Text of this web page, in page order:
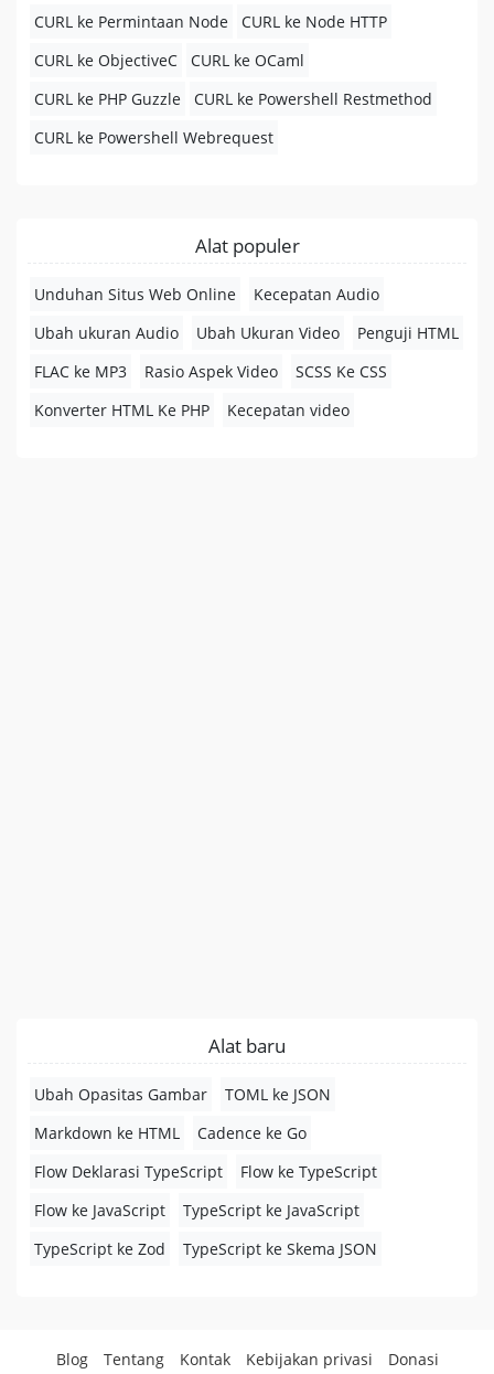
CURL ke Permintaan Node
CURL ke Node HTTP
CURL ke ObjectiveC
CURL ke OCaml
CURL ke PHP Guzzle
CURL ke Powershell Restmethod
CURL ke Powershell Webrequest
Alat populer
Unduhan Situs Web Online
Kecepatan Audio
Ubah ukuran Audio
Ubah Ukuran Video
Penguji HTML
FLAC ke MP3
Rasio Aspek Video
SCSS Ke CSS
Konverter HTML Ke PHP
Kecepatan video
Alat baru
Ubah Opasitas Gambar
TOML ke JSON
Markdown ke HTML
Cadence ke Go
Flow Deklarasi TypeScript
Flow ke TypeScript
Flow ke JavaScript
TypeScript ke JavaScript
TypeScript ke Zod
TypeScript ke Skema JSON
Blog Tentang Kontak Kebijakan privasi Donasi